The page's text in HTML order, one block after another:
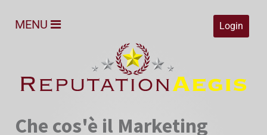
Login
MENU
Che cos'è il Marketing